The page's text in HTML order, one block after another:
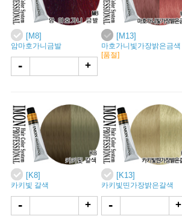
[M8]
암마호가니금발
- +
[M13]
마호가니빛가장밝은금색
[품절]
[K8]
카키빛 갈색
- +
[K13]
카키빛띤가장밝은갈색
- +